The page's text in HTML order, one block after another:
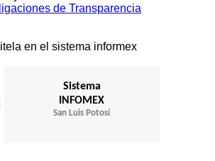
de Transparencia
en el sistema informex
Sistema
INFOMEX
San Luis Potosí